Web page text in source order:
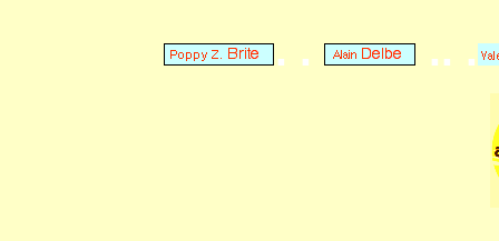
. .
.. .